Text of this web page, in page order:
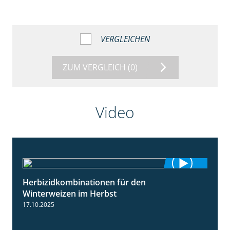
VERGLEICHEN
ZUM VERGLEICH (0)
Video
Herbizidkombinationen für den
Winterweizen im Herbst
17.10.2025